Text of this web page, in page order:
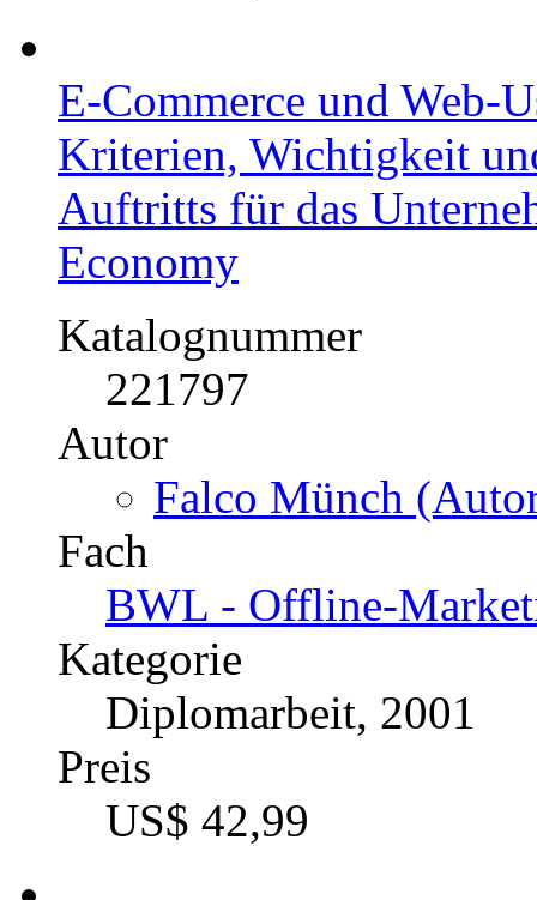
Stefan Theilmann
Fach
BWL -
Kategorie
Diplomarbeit, 2004
Preis
US$ 83,99
E-Commerce und Web-
Kriterien, Wichtigkeit
Auftritts für das
Economy
Katalognummer
221797